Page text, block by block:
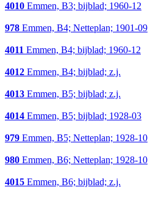
4010 Emmen, B3; bijblad; 1960-12
978 Emmen, B4; Netteplan; 1901-09
4011 Emmen, B4; bijblad; 1960-12
4012 Emmen, B4; bijblad; z.j.
4013 Emmen, B5; bijblad; z.j.
4014 Emmen, B5; bijblad; 1928-03
979 Emmen, B5; Netteplan; 1928-10
980 Emmen, B6; Netteplan; 1928-10
4015 Emmen, B6; bijblad; z.j.